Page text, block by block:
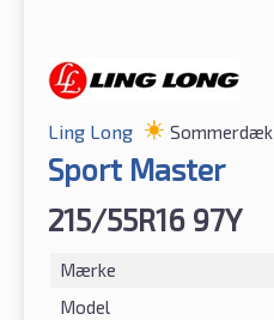
Ling Long Sommerdæk
Sport Master
215/55R16 97Y
Mærke
Model